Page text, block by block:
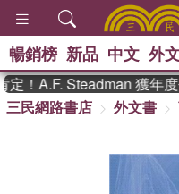
、
暢銷榜 新品 中文 外
！A.F. Steadman 獲年度
三民網路書店
外文書